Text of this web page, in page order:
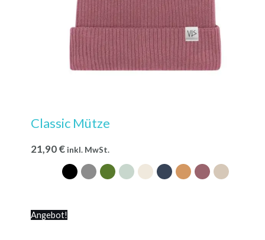
Classic Mütze
21,90€ inkl. MwSt.
Angebot!